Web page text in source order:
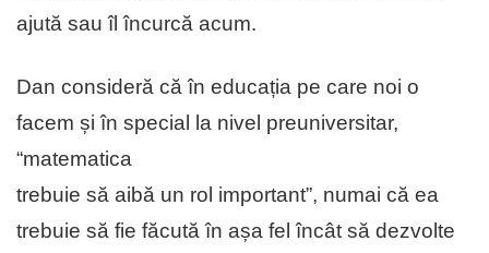
ajută sau îl încurcă acum.
Dan consideră că în educația pe care noi o
facem și în special la nivel preuniversitar,
“matematica
trebuie să aibă un rol important”, numai că ea
trebuie să fie făcută în așa fel încât să dezvolte